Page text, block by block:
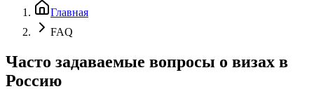
Главная
FAQ
Часто задаваемые вопросы о визах в
Россию